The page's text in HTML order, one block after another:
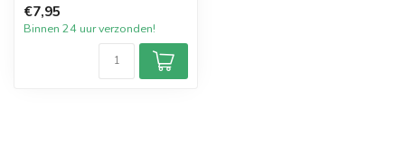
Breng sfeer en luxe in ...
€7,95
Binnen 24 uur verzonden!